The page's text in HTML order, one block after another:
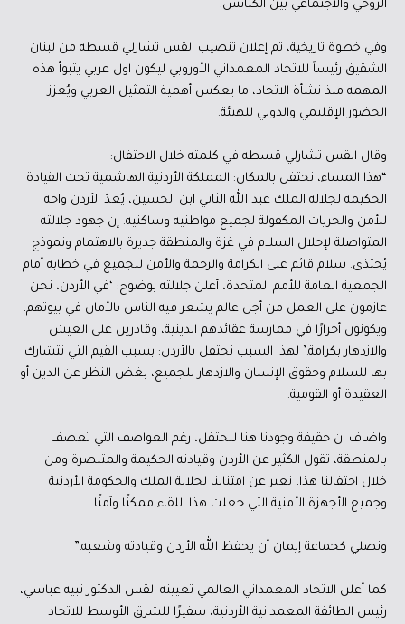
الروحي والاجتماعي بين الكنائس.
وفي خطوة تاريخية، تم إعلان تنصيب القس تشارلي قسطه من لبنان
الشقيق رئيساً للاتحاد المعمداني الأوروبي ليكون اول عربي يتبوأ هذه
المهمه منذ نشأة الاتحاد، ما يعكس أهمية التمثيل العربي ويُعزز
الحضور الإقليمي والدولي للهيئة.
وقال القس تشارلي قسطه في كلمته خلال الاحتفال:
“هذا المساء، نحتفل بالمكان: المملكة الأردنية الهاشمية تحت القيادة
الحكيمة لجلالة الملك عبد الله الثاني ابن الحسين، يُعدّ الأردن واحة
للأمن والحريات المكفولة لجميع مواطنيه وساكنيه. إن جهود جلالته
المتواصلة لإحلال السلام في غزة والمنطقة جديرة بالاهتمام ونموذج
يُحتذى. سلام قائم على الكرامة والرحمة والأمن للجميع في خطابه أمام
الجمعية العامة للأمم المتحدة، أعلن جلالته بوضوح: ‘في الأردن، نحن
عازمون على العمل من أجل عالم يشعر فيه الناس بالأمان في بيوتهم،
ويكونون أحرارًا في ممارسة عقائدهم الدينية، وقادرين على العيش
والازدهار بكرامة.’ لهذا السبب نحتفل بالأردن: بسبب القيم التي نتشارك
بها للسلام وحقوق الإنسان والازدهار للجميع، بغض النظر عن الدين أو
العقيدة أو القومية.
واضاف ان حقيقة وجودنا هنا لنحتفل، رغم العواصف التي تعصف
بالمنطقة، تقول الكثير عن الأردن وقيادته الحكيمة والمتبصرة ومن
خلال احتفالنا هذا، نعبر عن امتناننا لجلالة الملك والحكومة الأردنية
وجميع الأجهزة الأمنية التي جعلت هذا اللقاء ممكنًا وآمنًا.
ونصلي كجماعة إيمان أن يحفظ الله الأردن وقيادته وشعبه.”
كما أعلن الاتحاد المعمداني العالمي تعيينه القس الدكتور نبيه عباسي،
رئيس الطائفة المعمدانية الأردنية، سفيرًا للشرق الأوسط للاتحاد